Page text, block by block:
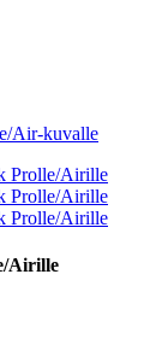
Airille